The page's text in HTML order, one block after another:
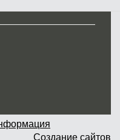
Создание сайтов